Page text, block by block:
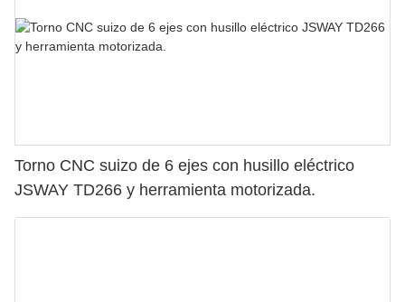
Torno CNC suizo de 6 ejes con husillo eléctrico
JSWAY TD266 y herramienta motorizada.